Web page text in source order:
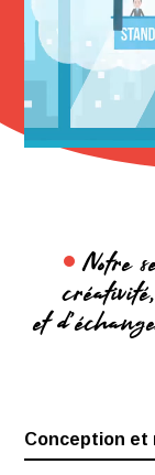
Notre
et
Conception et